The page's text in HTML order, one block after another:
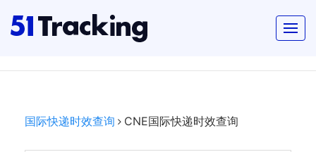
国际快递时效查询 CNE国际快递时效查询